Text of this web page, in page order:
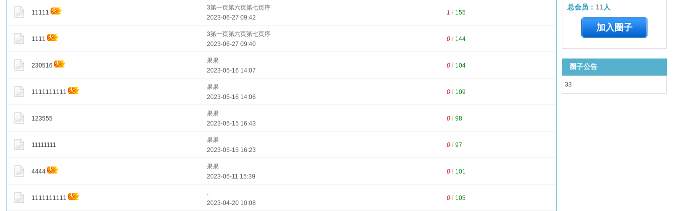
11111
3第一页第六页第七页序
2023-06-27 09:42
1 / 155
1111
3第一页第六页第七页序
2023-06-27 09:40
0 / 144
230516
果果
2023-05-16 14:07
0 / 104
1111111111
果果
2023-05-16 14:06
0 / 109
123555
果果
2023-05-15 16:43
0 / 98
11111111
果果
2023-05-15 16:23
0 / 97
4444
果果
2023-05-11 15:39
0 / 101
1111111111
..
2023-04-20 10:08
0 / 105
总会员： 11 人
加入圈子
圈子公告
33